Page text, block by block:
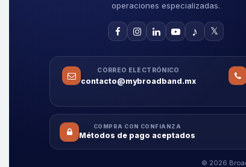
operaciones especializadas.
♪ 𝕏
CORREO ELECTRÓNICO
contacto@mybroadband.mx
COMPRA CON CONFIANZA
Métodos de pago aceptados
© 2026